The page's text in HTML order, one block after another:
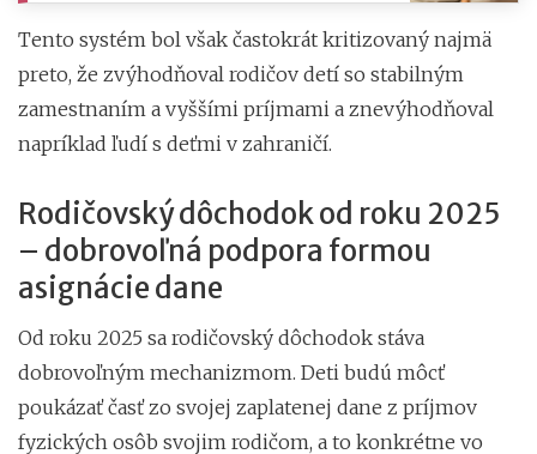
Tento systém bol však častokrát kritizovaný najmä
preto, že zvýhodňoval rodičov detí so stabilným
zamestnaním a vyššími príjmami a znevýhodňoval
napríklad ľudí s deťmi v zahraničí.
Rodičovský dôchodok od roku 2025
– dobrovoľná podpora formou
asignácie dane
Od roku 2025 sa rodičovský dôchodok stáva
dobrovoľným mechanizmom. Deti budú môcť
poukázať časť zo svojej zaplatenej dane z príjmov
fyzických osôb svojim rodičom, a to konkrétne vo